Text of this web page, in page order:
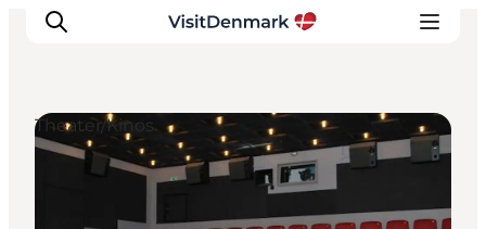
Inspiration
Regionen
Theater/Kinos